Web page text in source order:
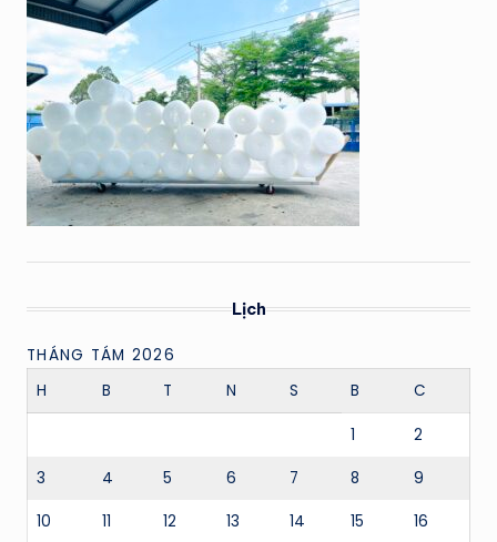
Lịch
THÁNG TÁM 2026
H
B T N S B C
1 2
3 4 5 6 7 8 9
10 11 12 13 14 15 16